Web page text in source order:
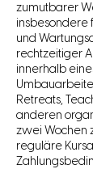
zumutbarer
insbesondere
und
rechtzeitiger
innerhalb
Retreats,
anderen
zwei Wochen
reguläre